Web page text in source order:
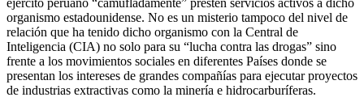
ejército peruano “camufladamente” presten servicios activos a dicho
organismo estadounidense. No es un misterio tampoco del nivel de
relación que ha tenido dicho organismo con la Central de
Inteligencia (CIA) no solo para su “lucha contra las drogas” sino
frente a los movimientos sociales en diferentes Países donde se
presentan los intereses de grandes compañías para ejecutar proyectos
de industrias extractivas como la minería e hidrocarburíferas.